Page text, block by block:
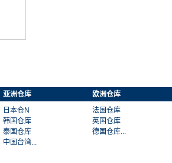
亚洲仓库
日本仓N
韩国仓库
泰国仓库
中国台湾...
欧洲仓库
法国仓库
英国仓库
德国仓库...